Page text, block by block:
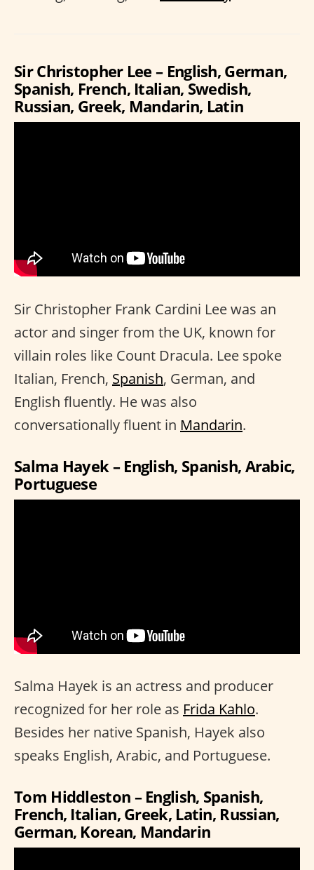
Sir Christopher Lee – English, German,
Spanish, French, Italian, Swedish,
Russian, Greek, Mandarin, Latin
Sir Christopher Frank Cardini Lee was an
actor and singer from the UK, known for
villain roles like Count Dracula. Lee spoke
Italian, French, Spanish, German, and
English fluently. He was also
conversationally fluent in Mandarin.
Salma Hayek – English, Spanish, Arabic,
Portuguese
Salma Hayek is an actress and producer
recognized for her role as Frida Kahlo.
Besides her native Spanish, Hayek also
speaks English, Arabic, and Portuguese.
Tom Hiddleston – English, Spanish,
French, Italian, Greek, Latin, Russian,
German, Korean, Mandarin